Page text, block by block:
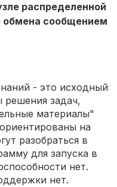
распределенной
обмена сообщением
- это исходный
решения задач,
материалы"
на
разобраться в
для запуска в
нет.
нет.